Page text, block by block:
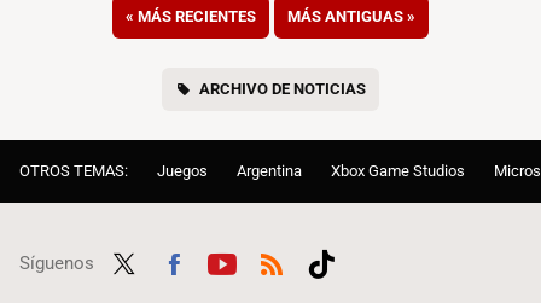
« MÁS RECIENTES MÁS ANTIGUAS »
ARCHIVO DE NOTICIAS
OTROS TEMAS: Juegos Argentina Xbox Game Studios
Síguenos